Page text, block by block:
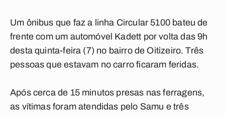
Um ônibus que faz a linha Circular 5100 bateu de
frente com um automóvel Kadett por volta das 9h
desta quinta-feira (7) no bairro de Oitizeiro. Três
pessoas que estavam no carro ficaram feridas.
Após cerca de 15 minutos presas nas ferragens,
as vítimas foram atendidas pelo Samu e três